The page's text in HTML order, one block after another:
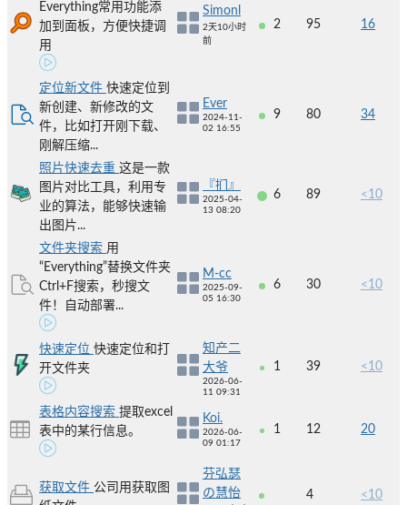
Everything常用功能添
加到面板，方便快捷调
用
Simonl
2天10小时
前
2 95 16
定位新文件 快速定位到
新创建、新修改的文
件，比如打开刚下载、
刚解压缩...
Ever
2024-11-
02 16:55
9 80 34
照片快速去重 这是一款
图片对比工具，利用专
业的算法，能够快速输
出图片...
『扪』
2025-04-
13 08:20
6 89 <10
文件夹搜索 用
“Everything”替换文件夹
Ctrl+F搜索，秒搜文
件！自动部署...
M-cc
2025-09-
05 16:30
6 30 <10
快速定位 快速定位和打
开文件夹
知产二
大爷
2026-06-
11 09:31
1 39 <10
表格内容搜索 提取excel
表中的某行信息。
Koi.
2026-06-
09 01:17
1 12 20
获取文件 公司用获取图
芬弘瑟
の慧怡
4 <10